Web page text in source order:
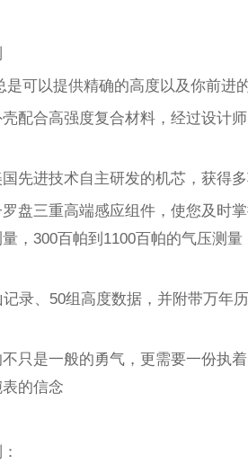
可以提供精确的高度以及你前进的
配合高强度复合材料，经过设计
先进技术自主研发的机芯，获得
盘三重高端感应组件，使您及时
，300百帕到1100百帕的气压测
录、50组高度数据，并附带万年
只是一般的勇气，更需要一份执
的信念